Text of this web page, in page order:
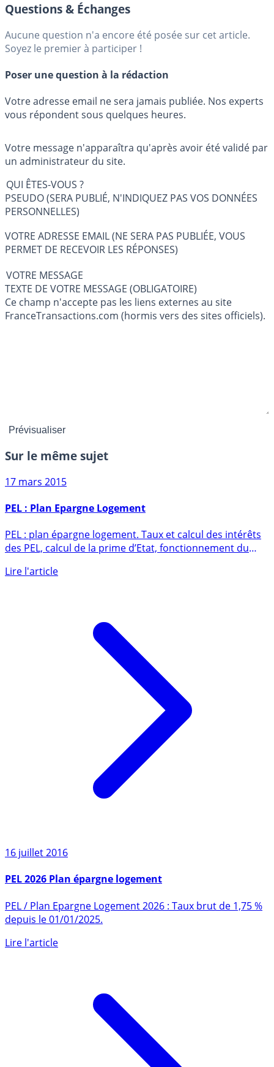
Questions & Échanges
Aucune question n'a encore été posée sur cet article.
Soyez le premier à participer !
Poser une question à la rédaction
Votre adresse email ne sera jamais publiée. Nos experts
vous répondent sous quelques heures.
Votre message n'apparaîtra qu'après avoir été validé par
un administrateur du site.
QUI ÊTES-VOUS ?
PSEUDO (SERA PUBLIÉ, N'INDIQUEZ PAS VOS DONNÉES
PERSONNELLES)
VOTRE ADRESSE EMAIL (NE SERA PAS PUBLIÉE, VOUS
PERMET DE RECEVOIR LES RÉPONSES)
VOTRE MESSAGE
TEXTE DE VOTRE MESSAGE (OBLIGATOIRE)
Ce champ n'accepte pas les liens externes au site
FranceTransactions.com (hormis vers des sites officiels).
Sur le même sujet
17 mars 2015
PEL : Plan Epargne Logement
des PEL, calcul de la prime d’Etat, fonctionnement du
16 juillet 2016
PEL 2026 Plan épargne logement
PEL / Plan Epargne Logement 2026 : Taux brut de 1,75 %
depuis le 01/01/2025.